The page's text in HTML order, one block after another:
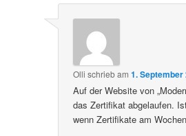
Olli schriebam1.
Auf der Website von
das Zertifikat abgelaufen.
wenn Zertifikate am